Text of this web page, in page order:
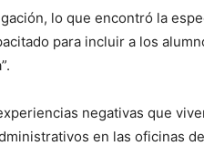
lo que encontró la
para incluir a los
negativas que
en las oficinas